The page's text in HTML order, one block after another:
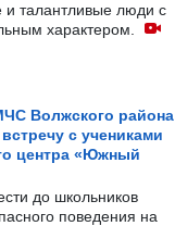
и талантливые люди с
характером.
Волжского района
с учениками
центра «Южный
до школьников
поведения на